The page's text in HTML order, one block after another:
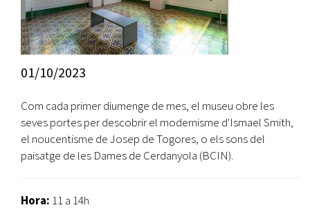
01/10/2023
Com cada primer diumenge de mes, el museu obre les
seves portes per descobrir el modernisme d'Ismael Smith,
el noucentisme de Josep de Togores, o els sons del
paisatge de les Dames de Cerdanyola (BCIN).
Hora: 11 a 14h